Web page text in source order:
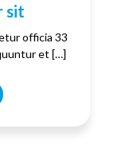
sit
officia 33
et […]